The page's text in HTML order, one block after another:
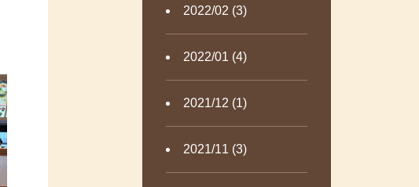
2022/02 (3)
2022/01 (4)
2021/12 (1)
2021/11 (3)